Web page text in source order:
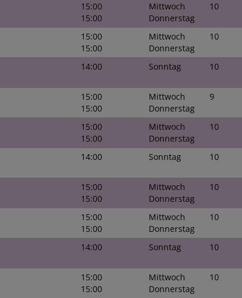
15:00
15:00
Mittwoch
Donnerstag
10
15:00
15:00
Mittwoch
Donnerstag
10
14:00 Sonntag 10
15:00
15:00
Mittwoch
Donnerstag
9
15:00
15:00
Mittwoch
Donnerstag
10
14:00 Sonntag 10
15:00
15:00
Mittwoch
Donnerstag
10
15:00
15:00
Mittwoch
Donnerstag
10
14:00 Sonntag 10
15:00
15:00
Mittwoch
Donnerstag
10